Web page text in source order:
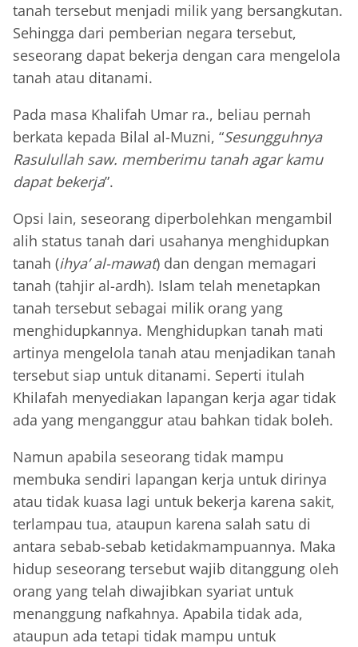
tanah tersebut menjadi milik yang bersangkutan.
Sehingga dari pemberian negara tersebut,
seseorang dapat bekerja dengan cara mengelola
tanah atau ditanami.
Pada masa Khalifah Umar ra., beliau pernah
berkata kepada Bilal al-Muzni, “Sesungguhnya
Rasulullah saw. memberimu tanah agar kamu
dapat bekerja”.
Opsi lain, seseorang diperbolehkan mengambil
alih status tanah dari usahanya menghidupkan
tanah (ihya’ al-mawat) dan dengan memagari
tanah (tahjir al-ardh). Islam telah menetapkan
tanah tersebut sebagai milik orang yang
menghidupkannya. Menghidupkan tanah mati
artinya mengelola tanah atau menjadikan tanah
tersebut siap untuk ditanami. Seperti itulah
Khilafah menyediakan lapangan kerja agar tidak
ada yang menganggur atau bahkan tidak boleh.
Namun apabila seseorang tidak mampu
membuka sendiri lapangan kerja untuk dirinya
atau tidak kuasa lagi untuk bekerja karena sakit,
terlampau tua, ataupun karena salah satu di
antara sebab-sebab ketidakmampuannya. Maka
hidup seseorang tersebut wajib ditanggung oleh
orang yang telah diwajibkan syariat untuk
menanggung nafkahnya. Apabila tidak ada,
ataupun ada tetapi tidak mampu untuk